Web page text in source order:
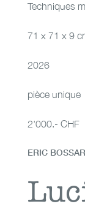
Techniques
71 x 71 x 9
2026
pièce unique
2'000.- CHF
ERIC